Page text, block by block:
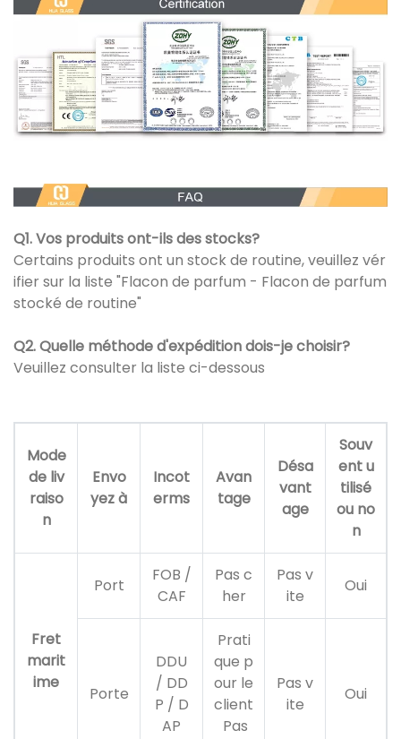
Q1. Vos produits ont-ils des stocks?
Certains produits ont un stock de routine, veuillez vér
ifier sur la liste "Flacon de parfum - Flacon de parfum
stocké de routine"
Q2. Quelle méthode d'expédition dois-je choisir?
Veuillez consulter la liste ci-dessous
Mode
de liv
raiso
n
Envo
yez à
Incot
erms
Avan
tage
Désa
vant
age
Souv
ent u
tilisé
ou no
n
Fret
marit
ime
Port
FOB /
CAF
Pas c
her
Pas v
ite
Oui
Porte
DDU
/ DD
P / D
AP
Prati
que p
our le
client
Pas
Pas v
ite
Oui